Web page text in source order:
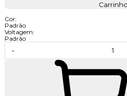
Carrinho
Cor:
Padrão
Voltagem:
Padrão
-